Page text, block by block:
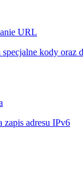
URL
kody oraz
zapis adresu IPv6